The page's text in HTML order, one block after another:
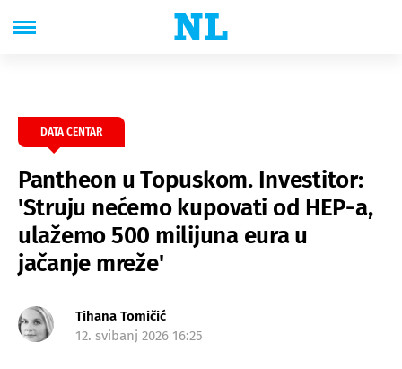
DATA CENTAR
Pantheon u Topuskom. Investitor:
'Struju nećemo kupovati od HEP-a,
ulažemo 500 milijuna eura u
jačanje mreže'
Tihana Tomičić
12. svibanj 2026 16:25